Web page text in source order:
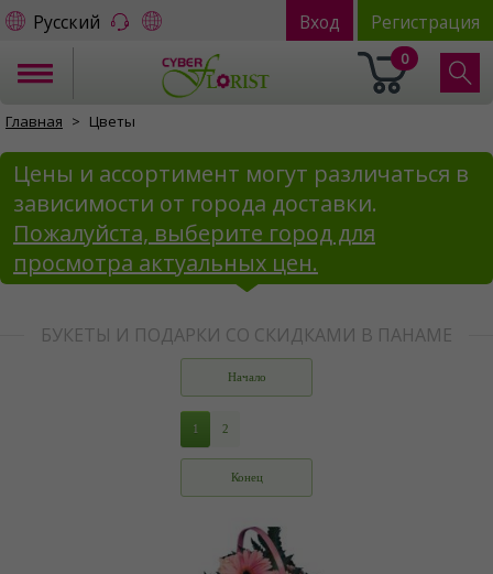
Русский Вход Регистрация
0
Главная Цветы
Цены и ассортимент могут различаться в
зависимости от города доставки.
Пожалуйста, выберите город для
просмотра актуальных цен.
БУКЕТЫ И ПОДАРКИ СО СКИДКАМИ В ПАНАМЕ
Начало
1 2
Конец